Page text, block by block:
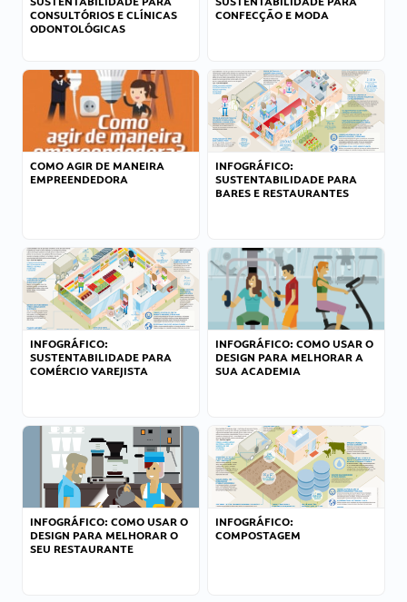
CONSULTÓRIOS E CLÍNICAS
ODONTOLÓGICAS
CONFECÇÃO E MODA
COMO AGIR DE MANEIRA
EMPREENDEDORA
INFOGRÁFICO:
SUSTENTABILIDADE PARA
BARES E RESTAURANTES
INFOGRÁFICO:
SUSTENTABILIDADE PARA
COMÉRCIO VAREJISTA
INFOGRÁFICO: COMO USAR O
DESIGN PARA MELHORAR A
SUA ACADEMIA
INFOGRÁFICO: COMO USAR O
DESIGN PARA MELHORAR O
SEU RESTAURANTE
INFOGRÁFICO:
COMPOSTAGEM